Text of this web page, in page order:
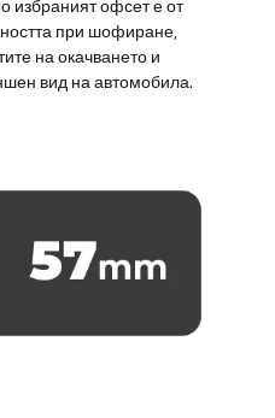
при шофиране,
на окачването и
вид на автомобила.